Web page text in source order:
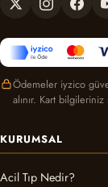
Ödemeler iyzico
alınır. Kart bilgileriniz
KURUMSAL
Acil Tıp Nedir?